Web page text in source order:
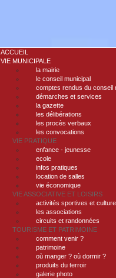
ACCUEIL
VIE MUNICIPALE
la mairie
le conseil municipal
comptes rendus du conseil
démarches et services
la gazette
les délibérations
les procès verbaux
les convocations
VIE PRATIQUE
enfance - jeunesse
ecole
infos pratiques
location de salles
vie économique
VIE ASSOCIATIVE ET LOISIRS
activités sportives et
les associations
circuits et randonnées
TOURISME ET PATRIMOINE
comment venir ?
patrimoine
où manger ? où dormir ?
produits du terroir
galerie photo